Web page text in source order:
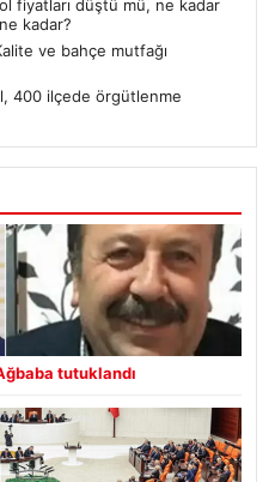
fiyatları düştü mü, ne kadar
kadar?
ve bahçe mutfağı
400 ilçede örgütlenme
tutuklandı